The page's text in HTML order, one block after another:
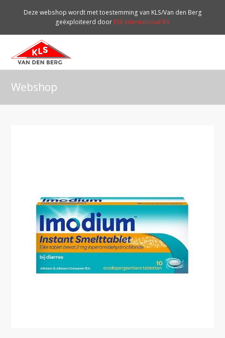
Deze webshop wordt met toestemming van KLS/Van den Berg
geëxploiteerd door ESE International BV
Webshop